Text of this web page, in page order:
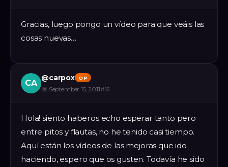
Gracias, luego pongo un vídeo para que veáis las
cosas nuevas…
CA
@carpox OP
📅 September 15, 2011#15
Hola! siento haberos echo esperar tanto pero
entre pitos y flautas, no he tenido casi tiempo.
Aquí están los vídeos de las mejoras que ido
haciendo, espero que os gusten. Todavía he sido